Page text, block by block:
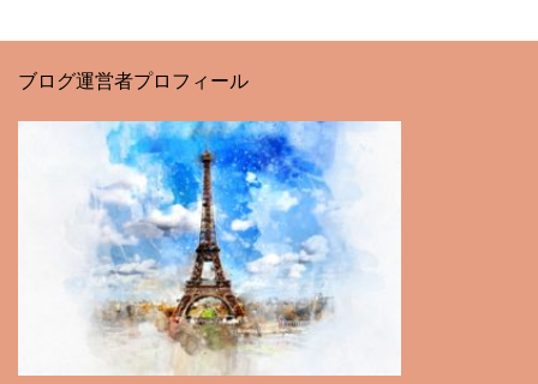
ブログ運営者プロフィール